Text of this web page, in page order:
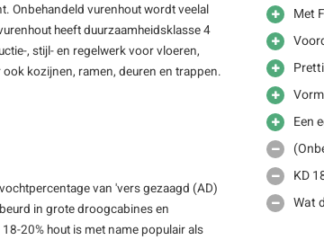
Onbehandeld vurenhout wordt veelal
heeft duurzaamheidsklasse 4
, stijl- en regelwerk voor vloeren,
kozijnen, ramen, deuren en trappen.
van 'vers gezaagd (AD)
in grote droogcabines en
20% hout is met name populair als
Met
Een
KD
Wat